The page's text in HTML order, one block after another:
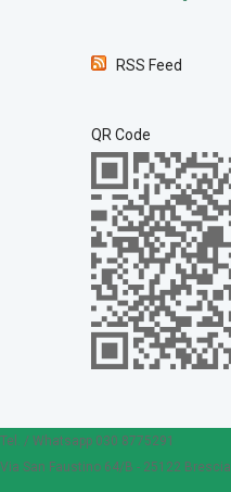
RSS Feed
QR Code
Tel. / Whatsapp 030 8775291
Via San Faustino 64/B - 25122 Brescia